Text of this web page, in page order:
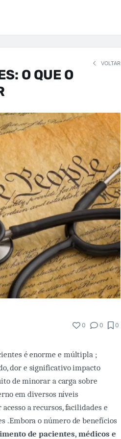
VOLTAR
O QUE O
0 0 0
é enorme e múltipla ;
dor e significativo impacto
de minorar a carga sobre
em diversos níveis
a recursos, facilidades e
.Embora o número de benefícios
de pacientes, médicos e